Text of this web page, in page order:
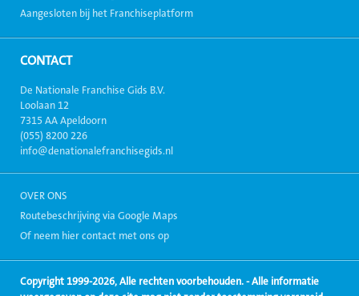
Aangesloten bij het Franchiseplatform
CONTACT
De Nationale Franchise Gids B.V.
Loolaan 12
7315 AA Apeldoorn
(055) 8200 226
info@denationalefranchisegids.nl
OVER ONS
Routebeschrijving via Google Maps
Of neem hier contact met ons op
Copyright 1999-2026, Alle rechten voorbehouden. - Alle informatie